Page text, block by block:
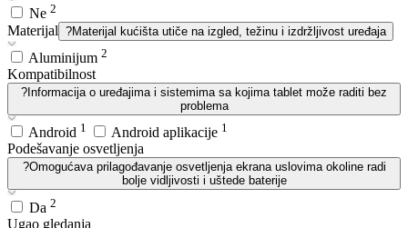
Ne 2
Materijal ?Materijal kućišta utiče na izgled, težinu i izdržljivost uređaja
Aluminijum 2
Kompatibilnost
? Informacija o uređajima i sistemima sa kojima tablet može raditi bez
problema
Android 1 Android aplikacije 1
Podešavanje osvetljenja
?Omogućava prilagođavanje osvetljenja ekrana uslovima okoline radi
bolje vidljivosti i uštede baterije
Da 2
Ugao gledanja